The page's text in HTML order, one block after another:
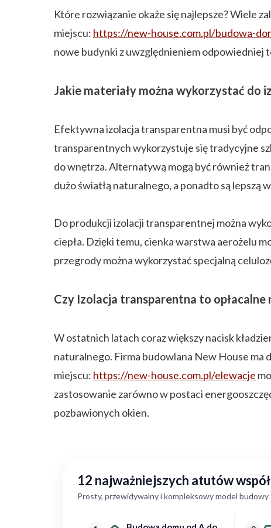
Które rozwiązanie okaże się najlepsze? Wiele
miejscu: https://new-house.com.pl/budowa-
nowe budynki z uwzględnieniem odpowiedniej
Jakie materiały można wykorzystać do
Efektywna izolacja transparentna musi być
transparentnych wykorzystuje się tradycyjne
do wnętrza. Alternatywą mogą być również
dużo światłą naturalnego, a ponadto są lepszą
Do produkcji izolacji transparentnej można
ciepła. Dzięki temu, cienka warstwa aerożelu
przegrody można wykorzystać specjalną
Czy Izolacja transparentna to opłacalne
W ostatnich latach coraz większy nacisk
naturalnego. Firma budowlana New House
miejscu: https://new-house.com.pl/elewacje
zastosowanie zarówno w postaci
pozbawionych okien.
12 najważniejszych atutów
Prosty, przewidywalny i kompleksowy model